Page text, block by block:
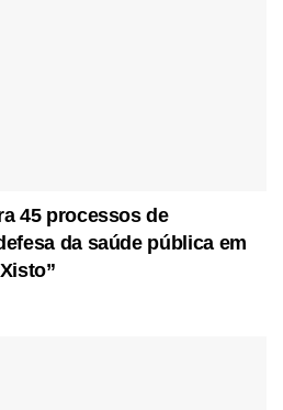
45 processos de
da saúde pública em